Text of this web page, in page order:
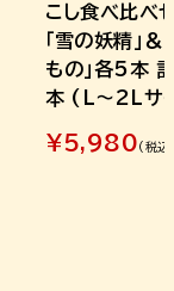
こし食べ比べ
「雪の妖精」＆
もの」各5本
本 (L～2Lサ
¥5,980 (税込